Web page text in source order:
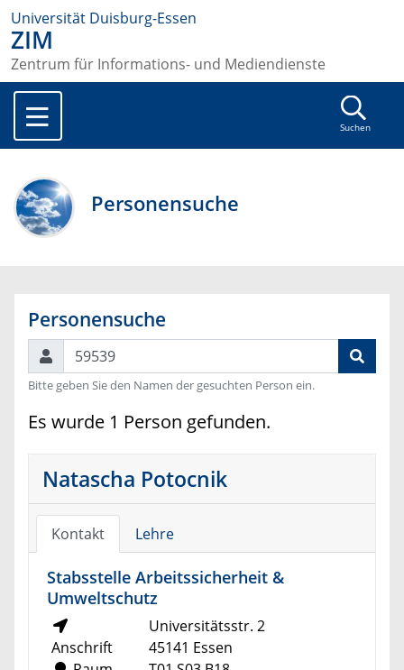
Universität Duisburg-Essen
ZIM
Zentrum für Informations- und Mediendienste
Suchen
Personensuche
Personensuche
Suchen
Bitte geben Sie den Namen der gesuchten Person ein.
Es wurde 1 Person gefunden.
Natascha Potocnik
Kontakt Lehre
Stabsstelle Arbeitssicherheit &
Umweltschutz
Anschrift
Universitätsstr. 2
45141 Essen